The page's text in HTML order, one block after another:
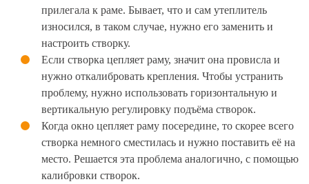
прилегала к раме. Бывает, что и сам утеплитель
износился, в таком случае, нужно его заменить и
настроить створку.
Если створка цепляет раму, значит она провисла и
нужно откалибровать крепления. Чтобы устранить
проблему, нужно использовать горизонтальную и
вертикальную регулировку подъёма створок.
Когда окно цепляет раму посередине, то скорее всего
створка немного сместилась и нужно поставить её на
место. Решается эта проблема аналогично, с помощью
калибровки створок.